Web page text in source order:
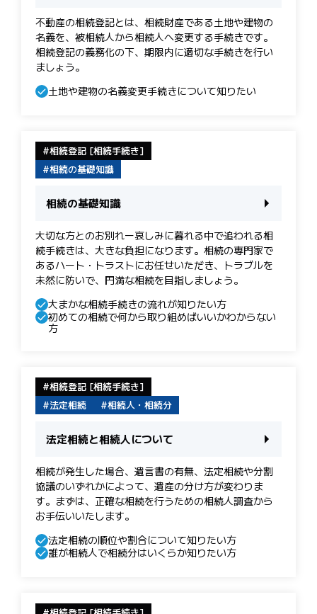
不動産の相続登記とは、相続財産である土地や建物の
名義を、被相続人から相続人へ変更する手続きです。
相続登記の義務化の下、期限内に適切な手続きを行い
ましょう。
土地や建物の名義変更手続きについて知りたい
相続登記 [相続手続き]
相続の基礎知識
相続の基礎知識
大切な方とのお別れー哀しみに暮れる中で追われる相
続手続きは、大きな負担になります。相続の専門家で
あるハート・トラストにお任せいただき、トラブルを
未然に防いで、円満な相続を目指しましょう。
大まかな相続手続きの流れが知りたい方
初めての相続で何から取り組めばいいかわからない
方
相続登記 [相続手続き]
法定相続
相続人・相続分
法定相続と相続人について
相続が発生した場合、遺言書の有無、法定相続や分割
協議のいずれかによって、遺産の分け方が変わりま
す。まずは、正確な相続を行うための相続人調査から
お手伝いいたします。
法定相続の順位や割合について知りたい方
誰が相続人で相続分はいくらか知りたい方